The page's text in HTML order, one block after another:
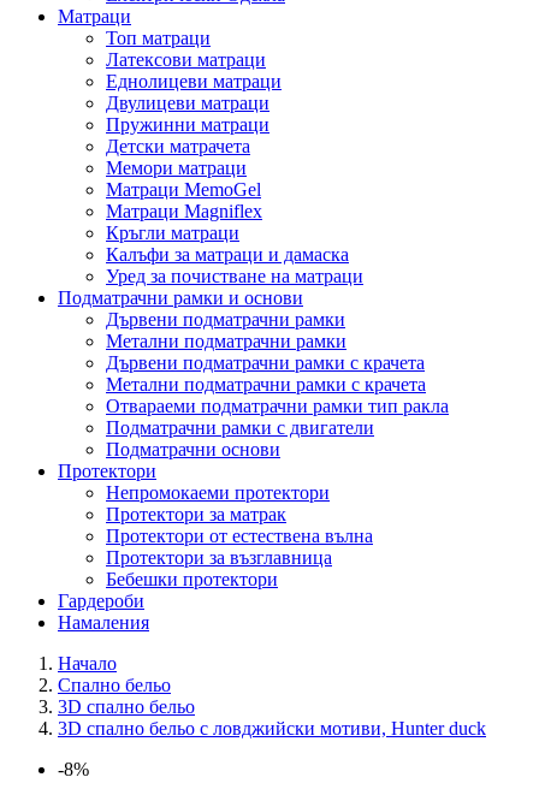
Матраци
Топ матраци
Латексови матраци
Еднолицеви матраци
Двулицеви матраци
Пружинни матраци
Детски матрачета
Мемори матраци
Mатраци MemoGel
Матраци Мagniflex
Кръгли матраци
Калъфи за матраци и дамаска
Уред за почистване на матраци
Подматрачни рамки и основи
Дървени подматрачни рамки
Метални подматрачни рамки
Дървени подматрачни рамки с крачета
Метални подматрачни рамки с крачета
Отвараеми подматрачни рамки тип ракла
Подматрачни рамки с двигатели
Подматрачни основи
Протектори
Непромокаеми протектори
Протектори за матрак
Протектори от естествена вълна
Протектори за възглавница
Бебешки протектори
Гардероби
Намаления
Начало
Спално бельо
3D спално бельо
3D спално бельо с ловджийски мотиви, Hunter duck
-8%